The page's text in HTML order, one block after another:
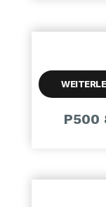
P500